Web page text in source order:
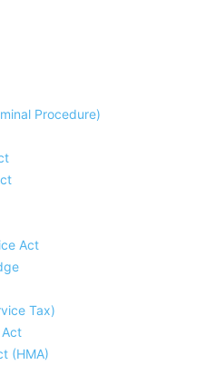
Procedure)
Act
Tax)
(HMA)